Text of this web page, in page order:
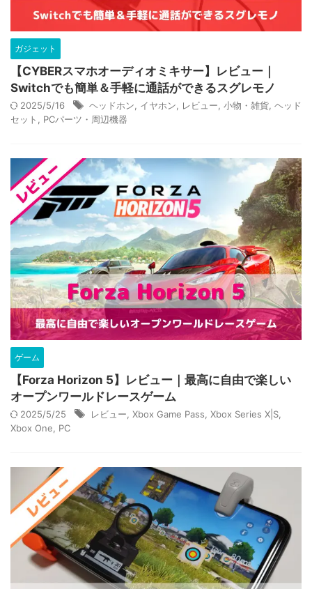
ガジェット
【CYBERスマホオーディオミキサー】レビュー｜
Switchでも簡単＆手軽に通話ができるスグレモノ
2025/5/16 ヘッドホン イヤホン レビュー 小物・雑貨 ヘッド
セット
PCパーツ・周辺機器
ゲーム
【Forza Horizon 5】レビュー｜最高に自由で楽しい
オープンワールドレースゲーム
2025/5/25 レビュー Xbox Game Pass Xbox Series X|S
Xbox One
PC